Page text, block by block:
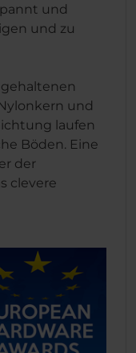
und
und zu
gehaltenen
und
laufen
Böden. Eine
der
clevere